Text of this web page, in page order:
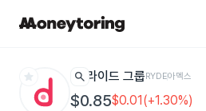
star search 라이드 그룹RYDE아멕스
$0.85$0.01(+1.30%)